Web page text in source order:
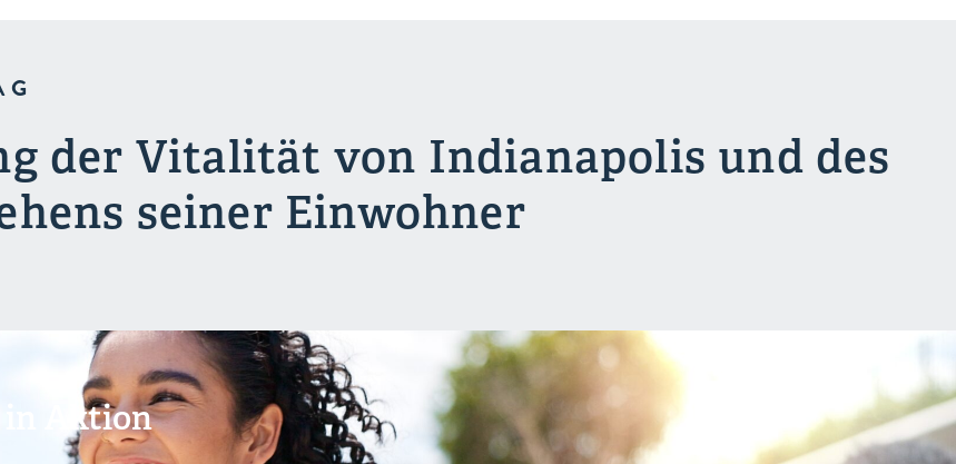
der Vitalität von Indianapolis und des
seiner Einwohner
in Aktion